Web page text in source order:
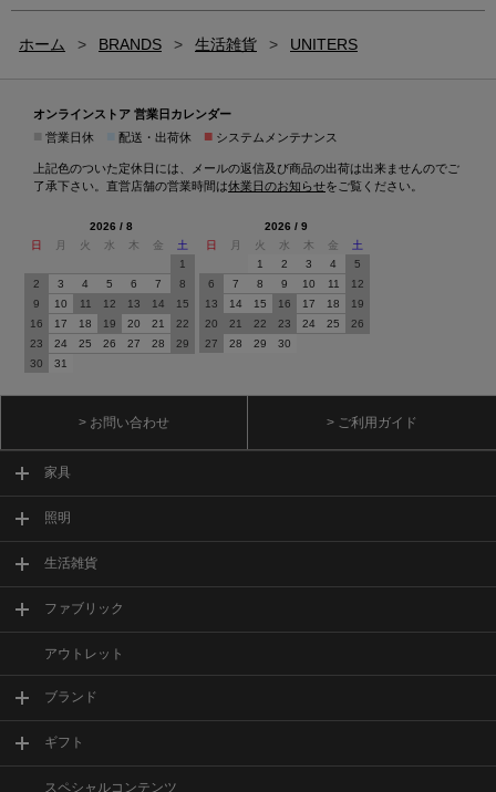
ホーム > BRANDS > 生活雑貨 > UNITERS
オンラインストア 営業日カレンダー
営業日休 配送・出荷休 ■ システムメンテナンス
上記色のついた定休日には、メールの返信及び商品の出荷は出来ませんのでご
了承下さい。直営店舗の営業時間は休業日のお知らせをご覧ください。
2026 / 8
日
月 火 水 木 金
土
1
2
3 4 5 6 7
8
9
10 11 12 13 14
15
16
17 18 19 20 21
22
23
24 25 26 27 28
29
30
31
2026 / 9
日
月 火 水 木 金
土
1
2 3 4
5
6
7 8 9 10 11
12
13
14 15 16 17 18
19
20
21 22 23 24 25
26
27
28 29 30
> お問い合わせ > ご利用ガイド
家具
照明
生活雑貨
ファブリック
アウトレット
ブランド
ギフト
スペシャルコンテンツ